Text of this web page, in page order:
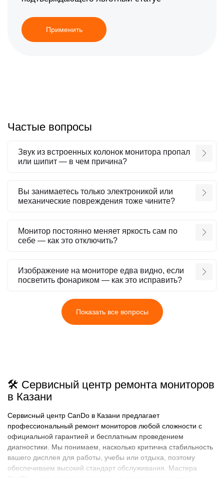
Применить
Частые вопросы
Звук из встроенных колонок монитора пропал
или шипит — в чем причина?
Вы занимаетесь только электроникой или
механические повреждения тоже чините?
Монитор постоянно меняет яркость сам по
себе — как это отключить?
Изображение на мониторе едва видно, если
посветить фонариком — как это исправить?
Показать все вопросы
🛠️ Сервисный центр ремонта мониторов
в Казани
Сервисный центр CanDo в Казани предлагает
профессиональный ремонт мониторов любой сложности с
официальной гарантией и бесплатным проведением
диагностики. Мы понимаем, насколько критична стабильность
вашего дисплея для работы, учебы или отдыха, поэтому
обеспечиваем высокий стандарт обслуживания. Мастера